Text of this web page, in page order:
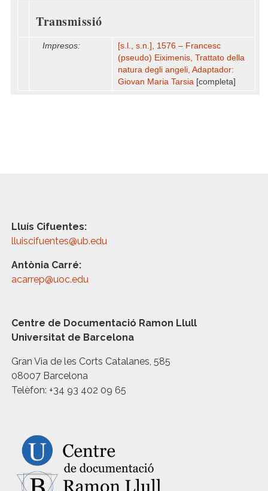
Transmissió
Impresos:
[s.l., s.n.], 1576 – Francesc
(pseudo) Eiximenis, Trattato della
natura degli angeli, Adaptador:
Giovan Maria Tarsia [completa]
Lluís Cifuentes:
lluiscifuentes@ub.edu
Antònia Carré:
acarrep@uoc.edu
Centre de Documentació Ramon Llull
Universitat de Barcelona
Gran Via de les Corts Catalanes, 585
08007 Barcelona
Telèfon: +34 93 402 09 65